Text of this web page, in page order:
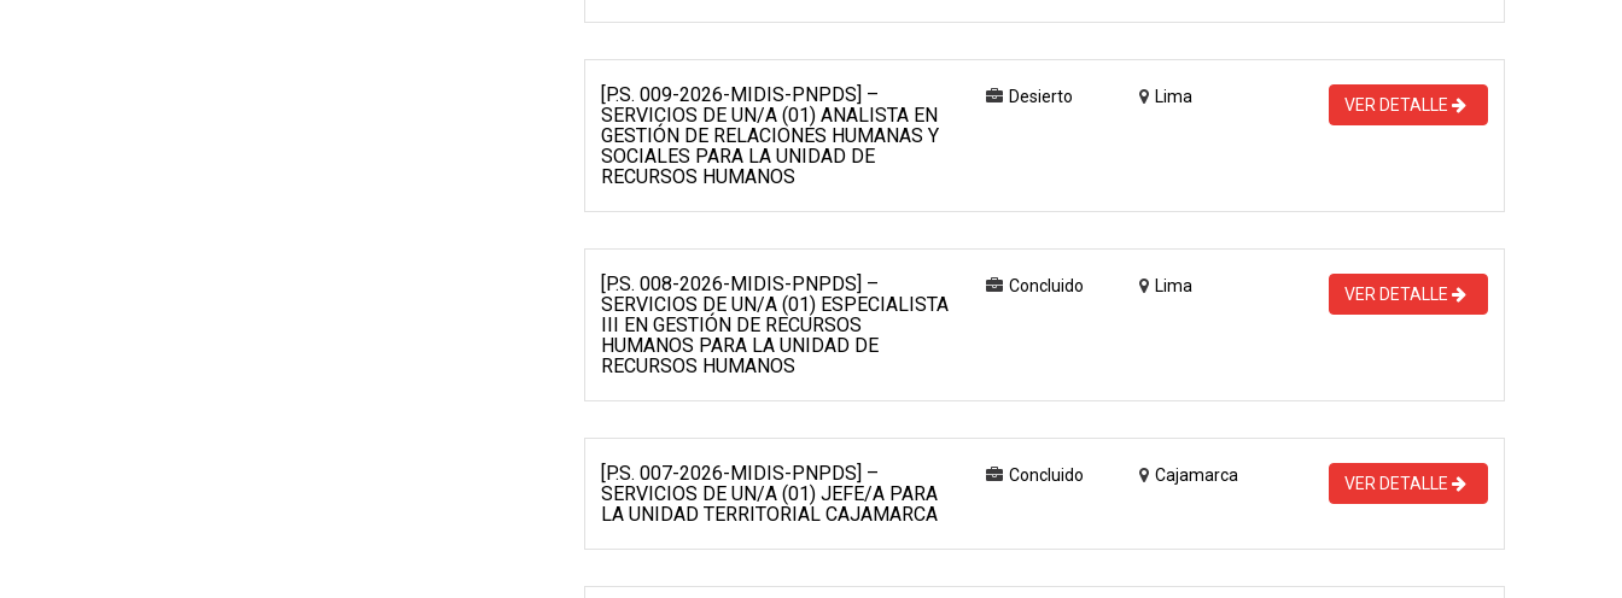
[P.S. 009-2026-MIDIS-PNPDS] –
SERVICIOS DE UN/A (01) ANALISTA EN
GESTIÓN DE RELACIONES HUMANAS Y
SOCIALES PARA LA UNIDAD DE
RECURSOS HUMANOS
Desierto Lima VER DETALLE
[P.S. 008-2026-MIDIS-PNPDS] –
SERVICIOS DE UN/A (01) ESPECIALISTA
III EN GESTIÓN DE RECURSOS
HUMANOS PARA LA UNIDAD DE
RECURSOS HUMANOS
Concluido Lima VER DETALLE
[P.S. 007-2026-MIDIS-PNPDS] –
SERVICIOS DE UN/A (01) JEFE/A PARA
LA UNIDAD TERRITORIAL CAJAMARCA
Concluido Cajamarca VER DETALLE